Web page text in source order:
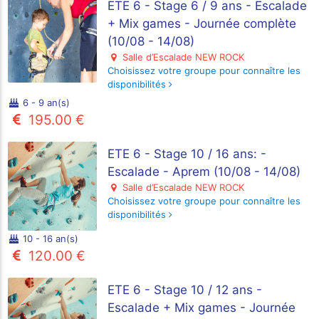
ETE 6 - Stage 6 / 9 ans - Escalade
+ Mix games - Journée complète
(10/08 - 14/08)
Salle d’Escalade NEW ROCK
Choisissez votre groupe pour connaître les
disponibilités
6 - 9 an(s)
195.00 €
ETE 6 - Stage 10 / 16 ans: -
Escalade - Aprem (10/08 - 14/08)
Salle d’Escalade NEW ROCK
Choisissez votre groupe pour connaître les
disponibilités
10 - 16 an(s)
120.00 €
ETE 6 - Stage 10 / 12 ans -
Escalade + Mix games - Journée